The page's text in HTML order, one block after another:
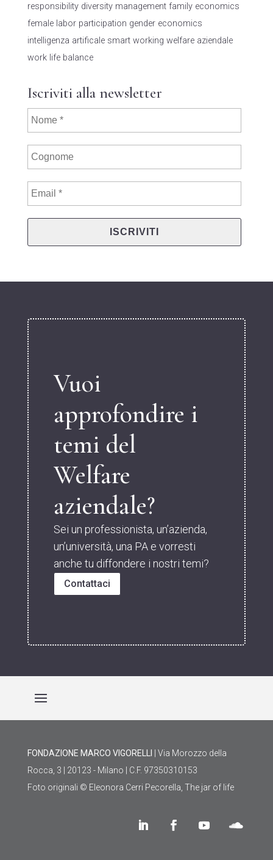
responsibility diversity management family economics
female labor participation gender economics
intelligenza artificale smart working welfare aziendale
work life balance
Iscriviti alla newsletter
Vuoi
approfondire i
temi del
Welfare
aziendale?
Sei un professionista, un’azienda,
un’università, una PA e vorresti
anche tu diffondere i nostri temi?
Contattaci
FONDAZIONE MARCO VIGORELLI
| Via Morozzo della
Rocca, 3 | 20123 - Milano | C.F. 97350310153
Foto originali © Eleonora Cerri Pecorella, The jar of life